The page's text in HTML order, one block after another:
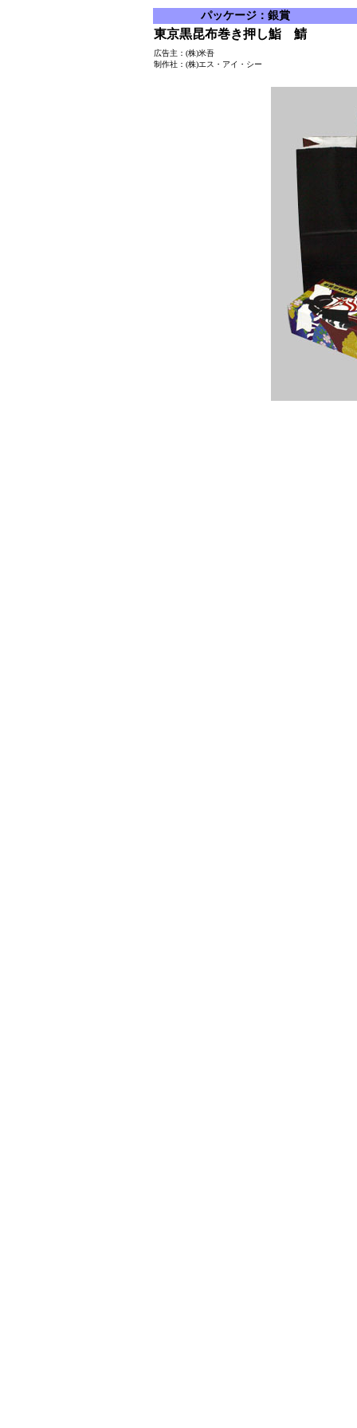
パッケージ：銀賞
東京黒昆布巻き押し鮨 鯖
広告主：(株)米吾
制作社：(株)エス・アイ・シー